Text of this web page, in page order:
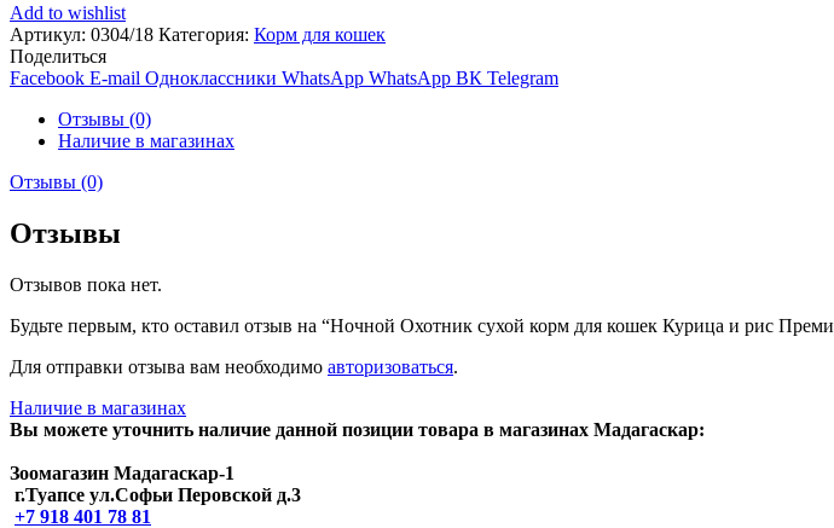
Add to wishlist
Артикул: 0304/18 Категория: Корм для кошек
Поделиться
Facebook E-mail Одноклассники WhatsApp WhatsApp ВК Telegram
Отзывы (0)
Наличие в магазинах
Отзывы (0)
Отзывы
Отзывов пока нет.
Будьте первым, кто оставил отзыв на “Ночной Охотник сухой корм для кошек Курица и рис
Для отправки отзыва вам необходимо авторизоваться.
Наличие в магазинах
Вы можете уточнить наличие данной позиции товара в магазинах Мадагаскар:
Зоомагазин Мадагаскар-1
г.Туапсе ул.Софьи Перовской д.3
+7 918 401 78 81